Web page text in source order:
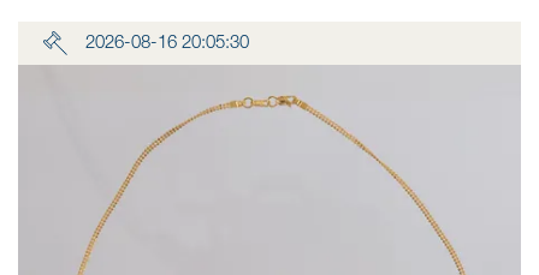
2026-08-16 20:05:30